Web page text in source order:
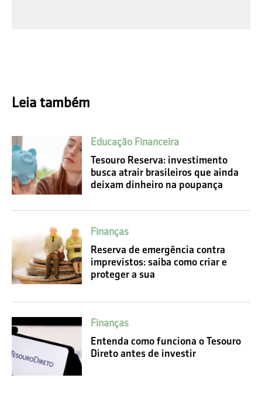
Leia também
Educação Financeira
Tesouro Reserva: investimento
busca atrair brasileiros que ainda
deixam dinheiro na poupança
Finanças
Reserva de emergência contra
imprevistos: saiba como criar e
proteger a sua
Finanças
Entenda como funciona o Tesouro
Direto antes de investir